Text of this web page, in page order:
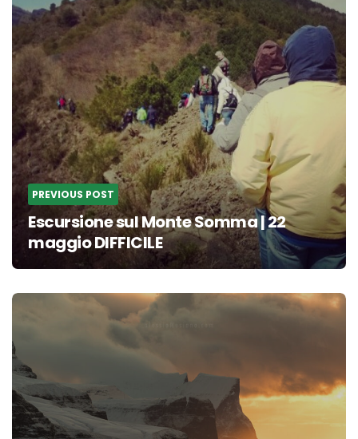
PREVIOUS POST
Escursione sul Monte Somma | 22
maggio DIFFICILE